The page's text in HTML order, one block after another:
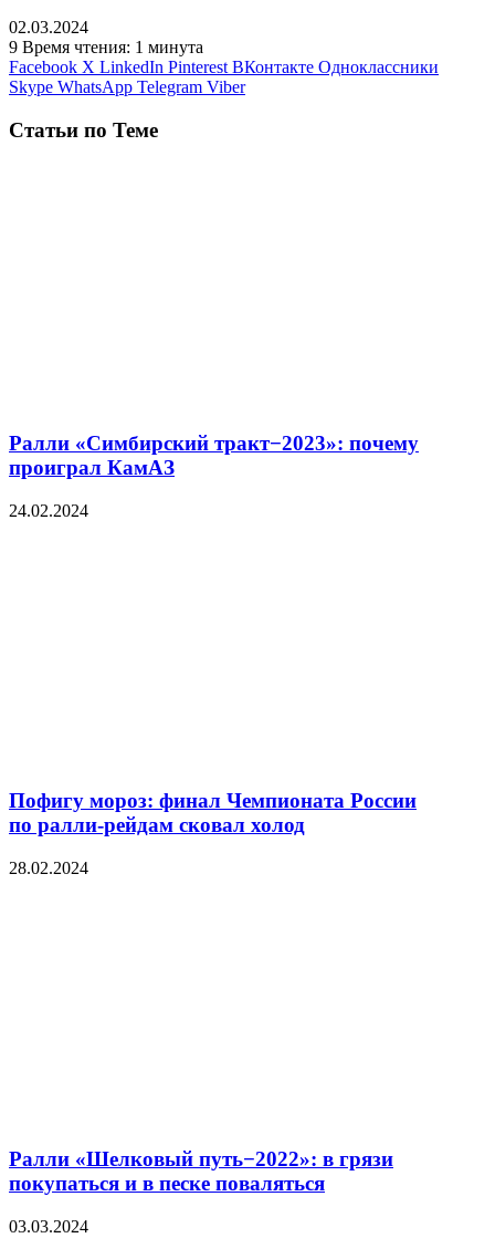
02.03.2024
9 Время чтения: 1 минута
Facebook X LinkedIn Pinterest ВКонтакте Одноклассники
Skype WhatsApp Telegram Viber
Статьи по Теме
Ралли «Симбирский тракт−2023»: почему
проиграл КамАЗ
24.02.2024
Пофигу мороз: финал Чемпионата России
по ралли-рейдам сковал холод
28.02.2024
Ралли «Шелковый путь−2022»: в грязи
покупаться и в песке поваляться
03.03.2024